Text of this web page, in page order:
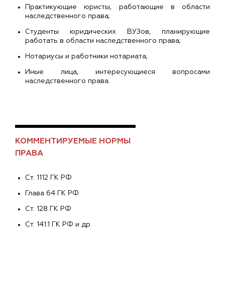
Практикующие юристы, работающие в области
наследственного права;
Студенты юридических ВУЗов, планирующие
работать в области наследственного права;
Нотариусы и работники нотариата;
Иные лица, интересующиеся вопросами
наследственного права.
КОММЕНТИРУЕМЫЕ НОРМЫ
ПРАВА
Ст. 1112 ГК РФ
Глава 64 ГК РФ
Ст. 128 ГК РФ
Ст. 141.1 ГК РФ и др.